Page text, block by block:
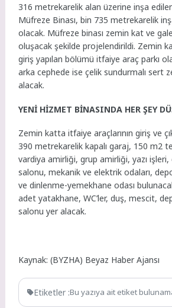
316 metrekarelik alan üzerine inşa
Müfreze Binası, bin 735 metrekarelik
olacak. Müfreze binası zemin kat ve
oluşacak şekilde projelendirildi. Zemin
giriş yapılan bölümü itfaiye araç parkı
arka cephede ise çelik sundurmalı sert
alacak.
YENİ HİZMET BİNASINDA HER ŞEY
Zemin katta itfaiye araçlarının giriş ve
390 metrekarelik kapalı garaj, 150 m2
vardiya amirliği, grup amirliği, yazı
salonu, mekanik ve elektrik odaları,
ve dinlenme-yemekhane odası
adet yatakhane, WC’ler, duş, mescit,
salonu yer alacak.
Kaynak: (BYZHA) Beyaz Haber Ajansı
Etiketler :Bu yazıya ait etiket